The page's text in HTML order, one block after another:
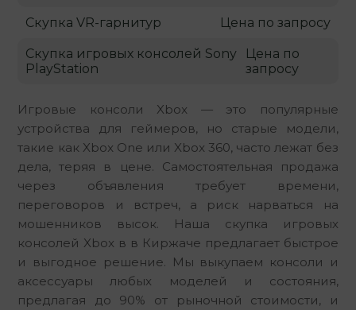
Игровые консоли Xbox — это популярные
устройства для геймеров, но старые модели,
такие как Xbox One или Xbox 360, часто лежат без
дела, теряя в цене. Самостоятельная продажа
через объявления требует времени,
переговоров и встреч, а риск нарваться на
мошенников высок. Наша скупка игровых
консолей Xbox в в Киржаче предлагает быстрое
и выгодное решение. Мы выкупаем консоли и
аксессуары любых моделей и состояния,
предлагая до 90% от рыночной стоимости, и
Скупка VR-гарнитур Цена по запросу
Скупка игровых консолей Sony
PlayStation
Цена по
запросу